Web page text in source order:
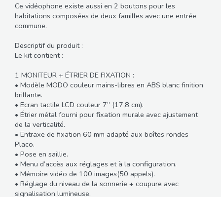
Ce vidéophone existe aussi en 2 boutons pour les
habitations composées de deux familles avec une entrée
commune.
Descriptif du produit :
Le kit contient :
1 MONITEUR + ÉTRIER DE FIXATION :
• Modèle MODO couleur mains-libres en ABS blanc finition
brillante.
• Ecran tactile LCD couleur 7’’ (17,8 cm).
• Étrier métal fourni pour fixation murale avec ajustement
de la verticalité.
• Entraxe de fixation 60 mm adapté aux boîtes rondes
Placo.
• Pose en saillie.
• Menu d’accès aux réglages et à la configuration.
• Mémoire vidéo de 100 images(50 appels).
• Réglage du niveau de la sonnerie + coupure avec
signalisation lumineuse.